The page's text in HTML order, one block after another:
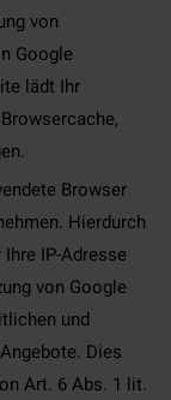
von
Google
lädt Ihr
Browser
Hierdurch
IP-Adresse
von Google
und
Dies
Art. 6 Abs. 1 lit.